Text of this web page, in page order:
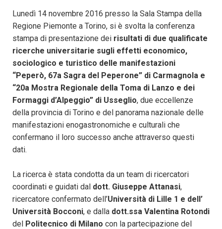
Lunedì 14 novembre 2016 presso la Sala Stampa della
Regione Piemonte a Torino, si è svolta la conferenza
stampa di presentazione dei risultati di due qualificate
ricerche universitarie sugli effetti economico,
sociologico e turistico delle manifestazioni
“Peperò, 67a Sagra del Peperone” di Carmagnola e
“20a Mostra Regionale della Toma di Lanzo e dei
Formaggi d’Alpeggio” di Usseglio, due eccellenze
della provincia di Torino e del panorama nazionale delle
manifestazioni enogastronomiche e culturali che
confermano il loro successo anche attraverso questi
dati.
La ricerca è stata condotta da un team di ricercatori
coordinati e guidati dal dott. Giuseppe Attanasi,
ricercatore confermato dell’Università di Lille 1 e dell’
Università Bocconi, e dalla dott.ssa Valentina Rotondi
del Politecnico di Milano con la partecipazione del